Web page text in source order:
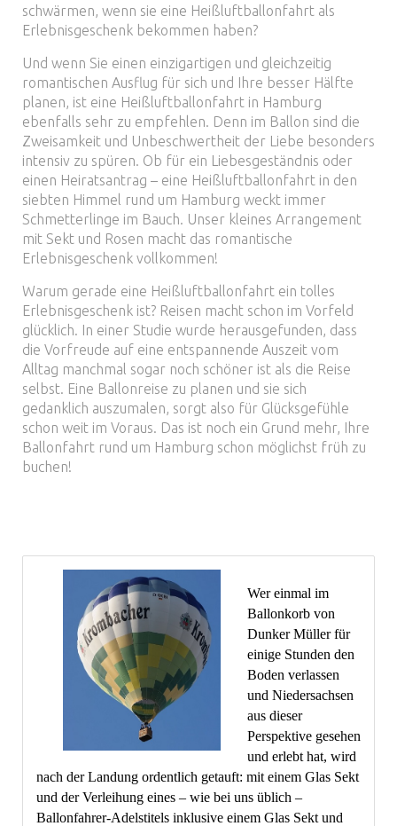
schwärmen, wenn sie eine Heißluftballonfahrt als
Erlebnisgeschenk bekommen haben?
Und wenn Sie einen einzigartigen und gleichzeitig
romantischen Ausflug für sich und Ihre besser Hälfte
planen, ist eine Heißluftballonfahrt in Hamburg
ebenfalls sehr zu empfehlen. Denn im Ballon sind die
Zweisamkeit und Unbeschwertheit der Liebe besonders
intensiv zu spüren. Ob für ein Liebesgeständnis oder
einen Heiratsantrag – eine Heißluftballonfahrt in den
siebten Himmel rund um Hamburg weckt immer
Schmetterlinge im Bauch. Unser kleines Arrangement
mit Sekt und Rosen macht das romantische
Erlebnisgeschenk vollkommen!
Warum gerade eine Heißluftballonfahrt ein tolles
Erlebnisgeschenk ist? Reisen macht schon im Vorfeld
glücklich. In einer Studie wurde herausgefunden, dass
die Vorfreude auf eine entspannende Auszeit vom
Alltag manchmal sogar noch schöner ist als die Reise
selbst. Eine Ballonreise zu planen und sie sich
gedanklich auszumalen, sorgt also für Glücksgefühle
schon weit im Voraus. Das ist noch ein Grund mehr, Ihre
Ballonfahrt rund um Hamburg schon möglichst früh zu
buchen!
Wer einmal im
Ballonkorb von
Dunker Müller für
einige Stunden den
Boden verlassen
und Niedersachsen
aus dieser
Perspektive gesehen
und erlebt hat, wird
nach der Landung ordentlich getauft: mit einem Glas Sekt
und der Verleihung eines – wie bei uns üblich –
Ballonfahrer-Adelstitels inklusive einem Glas Sekt und